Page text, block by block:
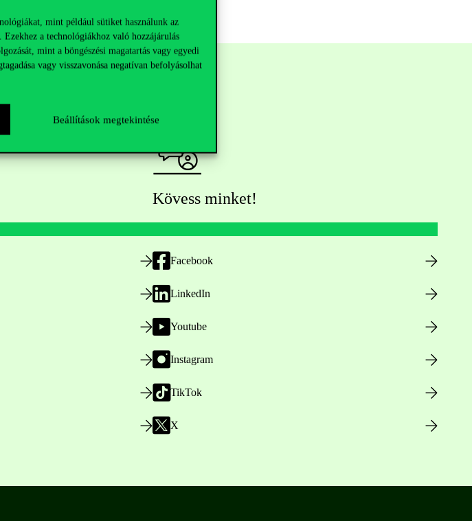
mint például sütiket használunk az
a technológiákhoz való hozzájárulás
mint a böngészési magatartás vagy egyedi
vagy visszavonása negatívan befolyásolhat
Beállítások megtekintése
Kövess minket!
Facebook
LinkedIn
Youtube
Instagram
TikTok
X